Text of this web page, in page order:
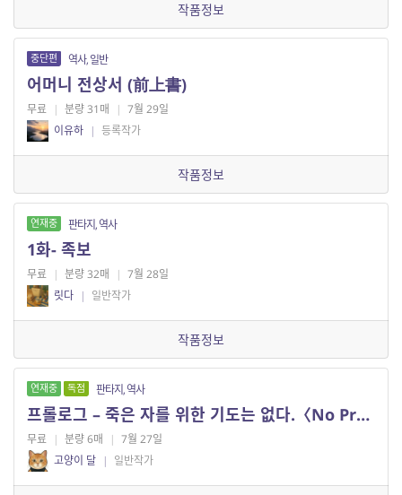
작품정보
중단편 역사, 일반
어머니 전상서 (前上書)
무료 | 분량 31매 | 7월 29일
이유하 | 등록작가
작품정보
연재중 판타지, 역사
1화- 족보
무료 | 분량 32매 | 7월 28일
릿다 | 일반작가
작품정보
연재중 독점 판타지, 역사
프롤로그 – 죽은 자를 위한 기도는 없다.〈No Prayer for the Dying〉
무료 | 분량 6매 | 7월 27일
고양이 달 | 일반작가